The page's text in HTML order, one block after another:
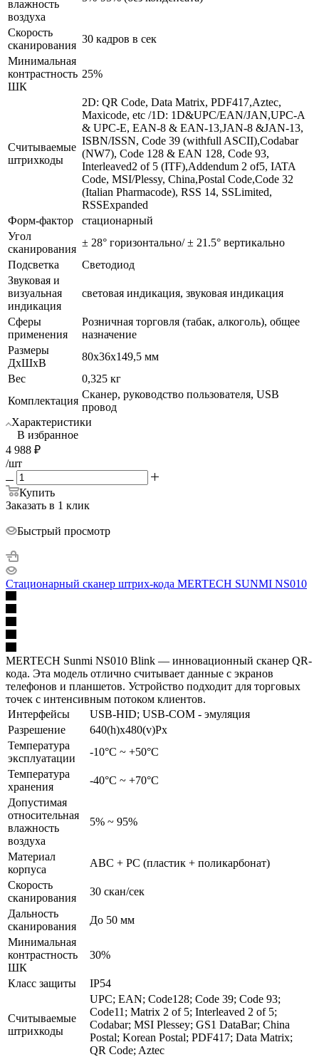
влажность
воздуха
Скорость
сканирования
30 кадров в сек
Минимальная
контрастность
ШК
25%
Считываемые
штрихкоды
2D: QR Code, Data Matrix, PDF417,Aztec,
Maxicode, etc /1D: 1D&UPC/EAN/JAN,UPC-A
& UPC-E, EAN-8 & EAN-13,JAN-8 &JAN-13,
ISBN/ISSN, Code 39 (withfull ASCII),Codabar
(NW7), Code 128 & EAN 128, Code 93,
Interleaved2 of 5 (ITF),Addendum 2 of5, IATA
Code, MSI/Plessy, China,Postal Code,Code 32
(Italian Pharmacode), RSS 14, SSLimited,
RSSExpanded
Форм-фактор
стационарный
Угол
сканирования
± 28° горизонтально/ ± 21.5° вертикально
Подсветка
Светодиод
Звуковая и
визуальная
индикация
световая индикация, звуковая индикация
Сферы
применения
Розничная торговля (табак, алкоголь), общее
назначение
Размеры
ДхШхВ
80x36x149,5 мм
Вес
0,325 кг
Комплектация
Сканер, руководство пользователя, USB
провод
Характеристики
В избранное
4 988 ₽
/шт
Купить
Заказать в 1 клик
Быстрый просмотр
Стационарный сканер штрих-кода MERTECH SUNMI NS010
MERTECH Sunmi NS010 Blink — инновационный сканер QR-
кода. Эта модель отлично считывает данные с экранов
телефонов и планшетов. Устройство подходит для торговых
точек с интенсивным потоком клиентов.
Интерфейсы
USB-HID; USB-COM - эмуляция
Разрешение
640(h)х480(v)Px
Температура
эксплуатации
-10°С ~ +50°С
Температура
хранения
-40°С ~ +70°С
Допустимая
относительная
влажность
воздуха
5% ~ 95%
Материал
корпуса
ABC + PC (пластик + поликарбонат)
Скорость
сканирования
30 скан/сек
Дальность
сканирования
До 50 мм
Минимальная
контрастность
ШК
30%
Класс защиты IP54
Считываемые
штрихкоды
UPC; EAN; Code128; Code 39; Code 93;
Code11; Matrix 2 of 5; Interleaved 2 of 5;
Codabar; MSI Plessey; GS1 DataBar; China
Postal; Korean Postal; PDF417; Data Matrix;
QR Code; Aztec